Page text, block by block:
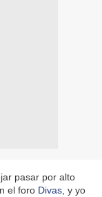
pasar por alto
el foro Divas , y yo